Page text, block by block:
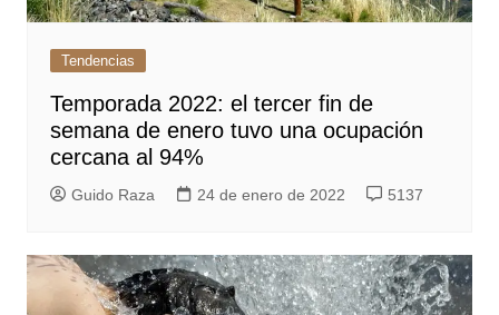
Tendencias
Temporada 2022: el tercer fin de
semana de enero tuvo una ocupación
cercana al 94%
Guido Raza 24 de enero de 2022 5137